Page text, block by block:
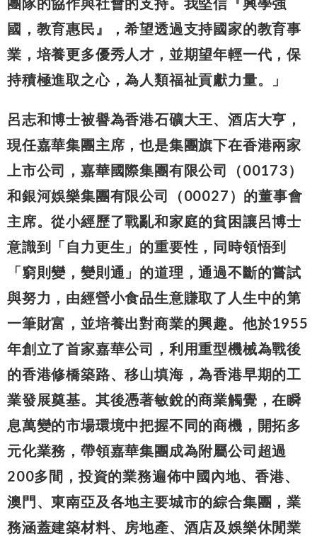
國，教育惠民』，希望透過支持國家的教育事
業，培養更多優秀人才，並期望年輕一代，保
持積極進取之心，為人類福祉貢獻力量。」
呂志和博士被譽為香港石礦大王、酒店大亨，
現任嘉華集團主席，也是集團旗下在香港兩家
上市公司，嘉華國際集團有限公司（00173）
和銀河娛樂集團有限公司（00027）的董事會
主席。從小經歷了戰亂和家庭的貧困讓呂博士
意識到「自力更生」的重要性，同時領悟到
「窮則變，變則通」的道理，通過不斷的嘗試
與努力，由經營小食品生意賺取了人生中的第
一筆財富，並培養出對商業的興趣。他於1955
年創立了首家嘉華公司，利用重型機械為戰後
的香港修橋築路、移山填海，為香港早期的工
業發展奠基。其後憑著敏銳的商業觸覺，在瞬
息萬變的市場環境中把握不同的商機，開拓多
元化業務，帶領嘉華集團成為附屬公司超過
200多間，投資的業務遍佈中國內地、香港、
澳門、東南亞及各地主要城市的綜合集團，業
務涵蓋建築材料、房地產、酒店及娛樂休閒業